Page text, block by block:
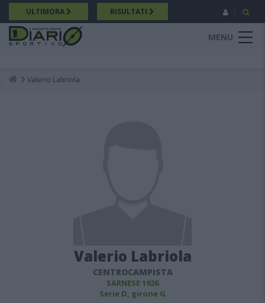
Salta
al
contenuto
principale
ULTIMORA RISULTATI
MENU
Breadcrumb
Valerio Labriola
Valerio Labriola
CENTROCAMPISTA
SARNESE 1926
Serie D, girone G